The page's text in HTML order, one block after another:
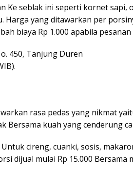
Ke seblak ini seperti kornet sapi,
Harga yang ditawarkan per
biaya Rp 1.000 apabila pesanan
450, Tanjung Duren
rasa pedas yang nikmat
Bersama kuah yang cenderung
cireng, cuanki, sosis,
dijual mulai Rp 15.000 Bersama